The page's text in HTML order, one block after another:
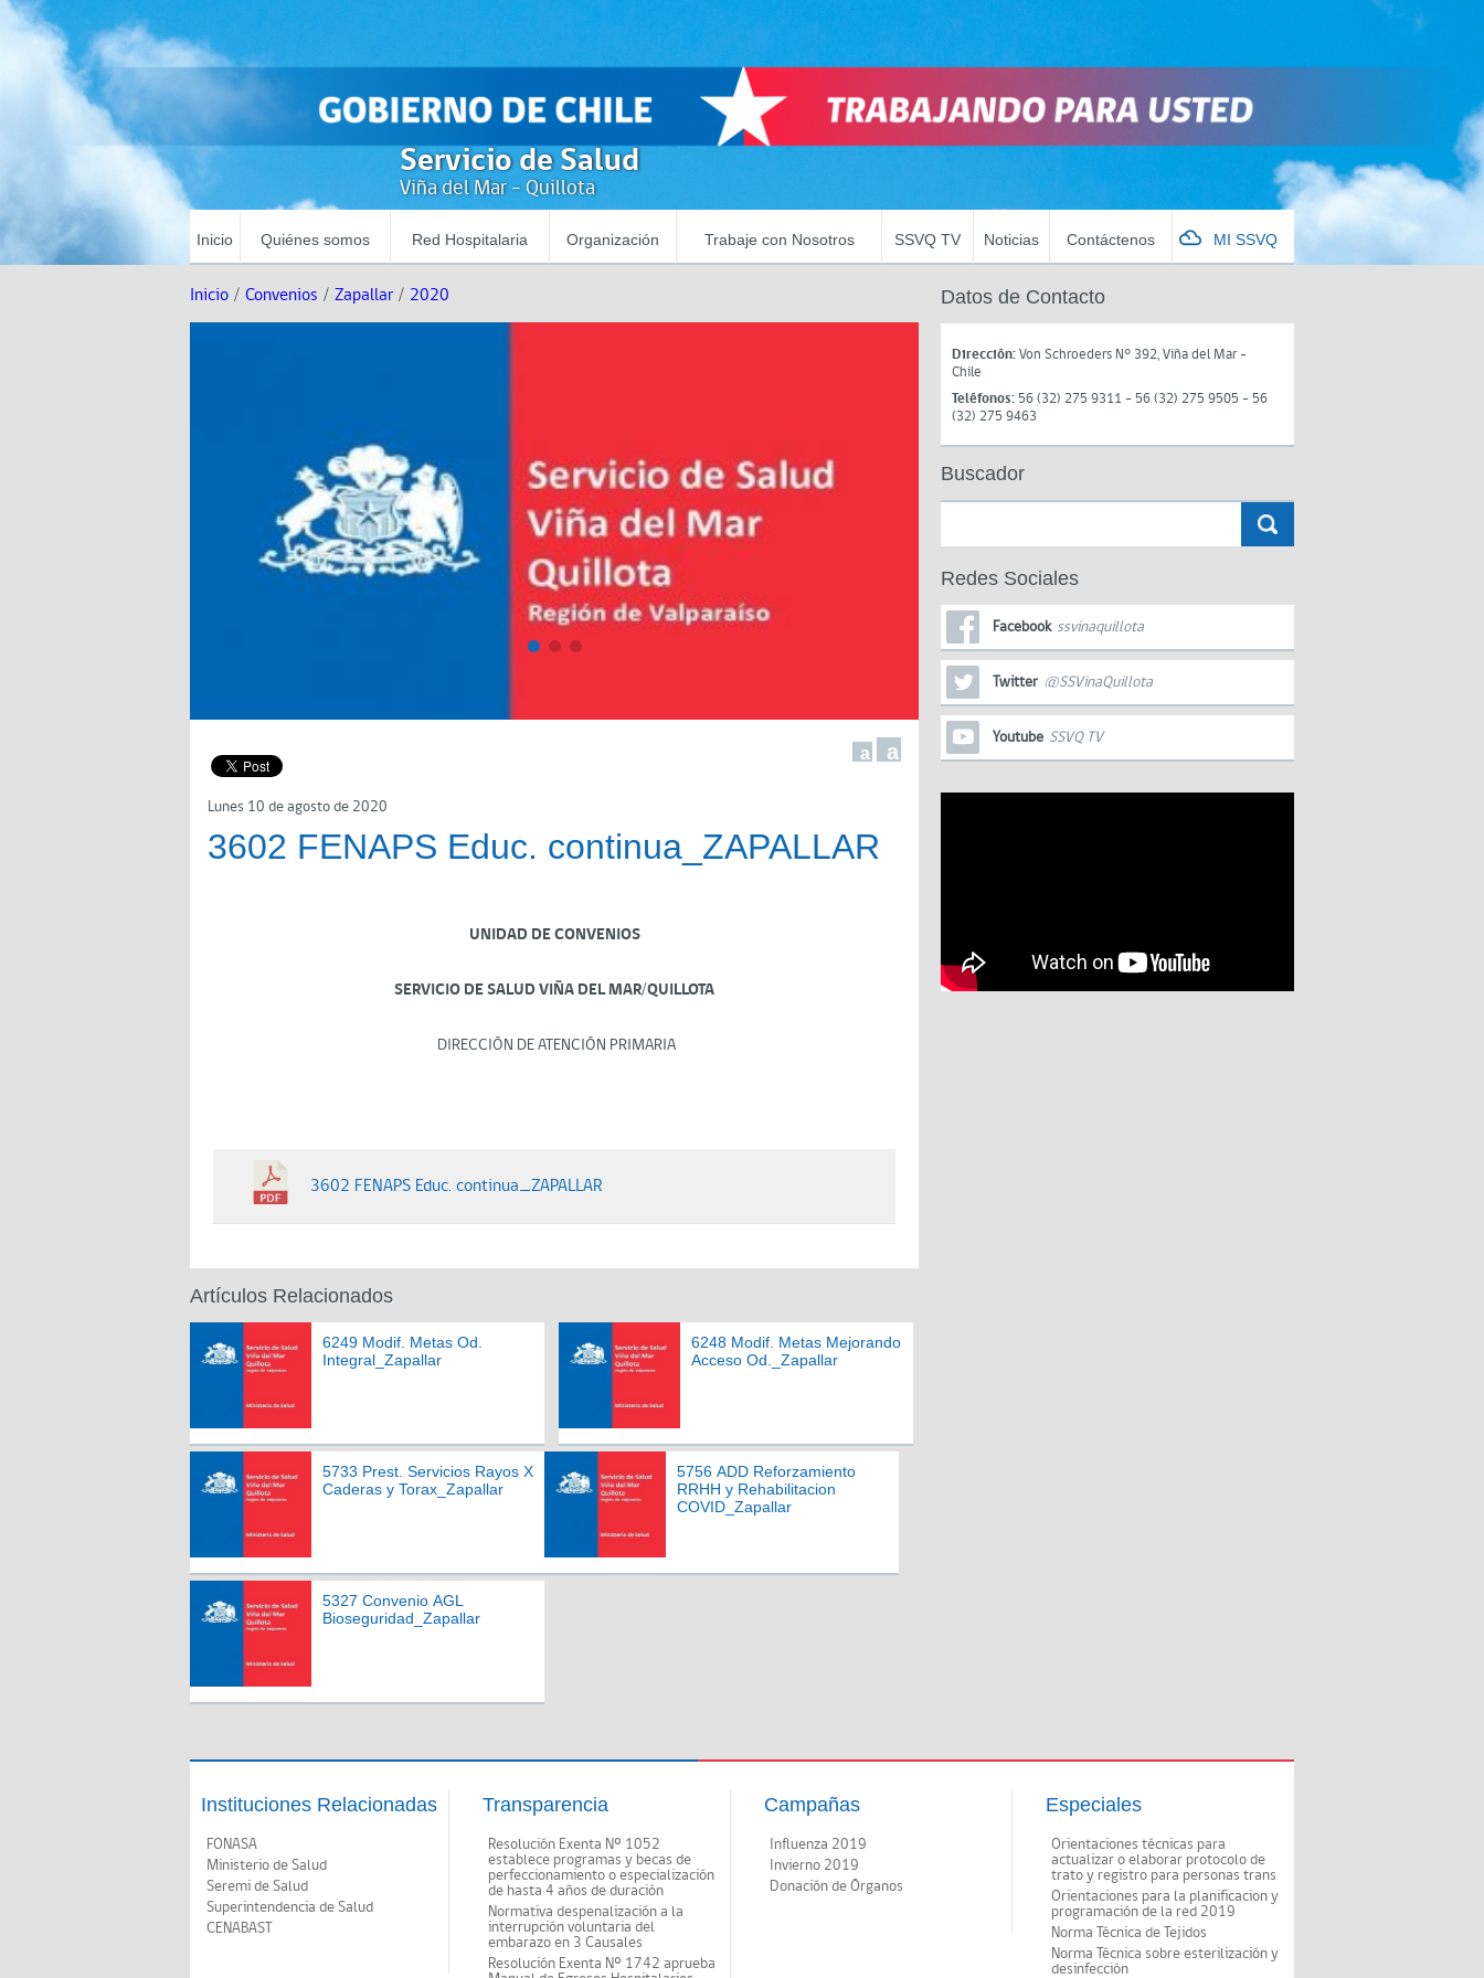
Servicio de Salud
Viña del Mar - Quillota
Inicio Quiénes somos Red Hospitalaria Organización Trabaje con Nosotros SSVQ TV Noticias Contáctenos MI SSVQ
Inicio / Convenios / Zapallar / 2020
a a
Lunes 10 de agosto de 2020
3602 FENAPS Educ. continua_ZAPALLAR
UNIDAD DE CONVENIOS
SERVICIO DE SALUD VIÑA DEL MAR/QUILLOTA
DIRECCIÓN DE ATENCIÓN PRIMARIA
3602 FENAPS Educ. continua_ZAPALLAR
Artículos Relacionados
6249 Modif. Metas Od.
Integral_Zapallar
6248 Modif. Metas Mejorando
Acceso Od._Zapallar
5733 Prest. Servicios Rayos X
Caderas y Torax_Zapallar
5756 ADD Reforzamiento
RRHH y Rehabilitacion
COVID_Zapallar
5327 Convenio AGL
Bioseguridad_Zapallar
Datos de Contacto
Dirección:Von Schroeders N° 392, Viña del Mar -
Chile
Teléfonos: 56 (32) 275 9311 - 56 (32) 275 9505 - 56
(32) 275 9463
Buscador
Redes Sociales
Facebook ssvinaquillota
Twitter @SSVinaQuillota
Youtube SSVQ TV
Instituciones Relacionadas
FONASA
Ministerio de Salud
Seremi de Salud
Superintendencia de Salud
CENABAST
Transparencia
Resolución Exenta Nº 1052
establece programas y becas de
perfeccionamiento o especialización
de hasta 4 años de duración
Normativa despenalización a la
interrupción voluntaria del
embarazo en 3 Causales
Resolución Exenta Nº 1742 aprueba
Campañas
Influenza 2019
Invierno 2019
Donación de Órganos
Especiales
Orientaciones técnicas para
actualizar o elaborar protocolo de
trato y registro para personas trans
Orientaciones para la planificacion y
programación de la red 2019
Norma Técnica de Tejidos
Norma Técnica sobre esterilización y
desinfección